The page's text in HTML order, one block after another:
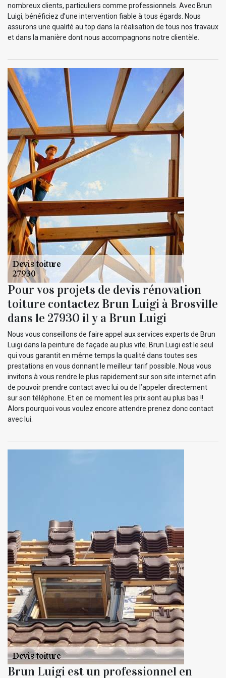
nombreux clients, particuliers comme professionnels. Avec Brun
Luigi, bénéficiez d’une intervention fiable à tous égards. Nous
assurons une qualité au top dans la réalisation de tous nos travaux
et dans la manière dont nous accompagnons notre clientèle.
Pour vos projets de devis rénovation
toiture contactez Brun Luigi à Brosville
dans le 27930 il y a Brun Luigi
Nous vous conseillons de faire appel aux services experts de Brun
Luigi dans la peinture de façade au plus vite. Brun Luigi est le seul
qui vous garantit en même temps la qualité dans toutes ses
prestations en vous donnant le meilleur tarif possible. Nous vous
invitons à vous rendre le plus rapidement sur son site internet afin
de pouvoir prendre contact avec lui ou de l’appeler directement
sur son téléphone. Et en ce moment les prix sont au plus bas !!
Alors pourquoi vous voulez encore attendre prenez donc contact
avec lui.
Brun Luigi est un professionnel en